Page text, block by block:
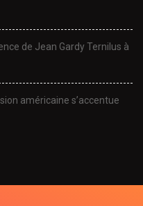
de Jean Gardy Ternilus à
américaine s’accentue